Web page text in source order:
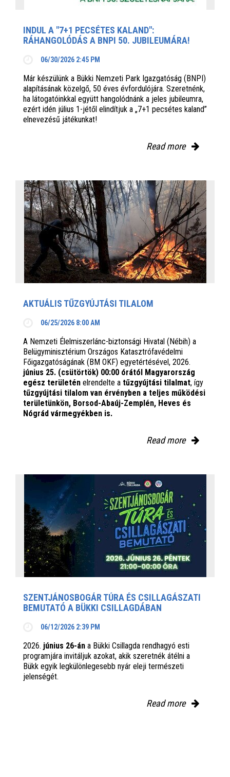
INDUL A "7+1 PECSÉTES KALAND":
RÁHANGOLÓDÁS A BNPI 50. JUBILEUMÁRA!
06/30/2026 2:45 PM
Már készülünk a Bükki Nemzeti Park Igazgatóság (BNPI)
alapításának közelgő, 50 éves évfordulójára. Szeretnénk,
ha látogatóinkkal együtt hangolódnánk a jeles jubileumra,
ezért idén július 1-jétől elindítjuk a „7+1 pecsétes kaland”
elnevezésű játékunkat!
Read more
AKTUÁLIS TŰZGYÚJTÁSI TILALOM
06/25/2026 8:00 AM
A Nemzeti Élelmiszerlánc-biztonsági Hivatal (Nébih) a
Belügyminisztérium Országos Katasztrófavédelmi
Főigazgatóságának (BM OKF) egyetértésével, 2026.
június 25. (csütörtök) 00:00 órától Magyarország
egész területén elrendelte a tűzgyújtási tilalmat, így
tűzgyújtási tilalom van érvényben a teljes működési
területünkön, Borsod-Abaúj-Zemplén, Heves és
Nógrád vármegyékben is.
Read more
SZENTJÁNOSBOGÁR TÚRA ÉS CSILLAGÁSZATI
BEMUTATÓ A BÜKKI CSILLAGDÁBAN
06/12/2026 2:39 PM
2026. június 26-án a Bükki Csillagda rendhagyó esti
programjára invitáljuk azokat, akik szeretnék átélni a
Bükk egyik legkülönlegesebb nyár eleji természeti
jelenségét.
Read more